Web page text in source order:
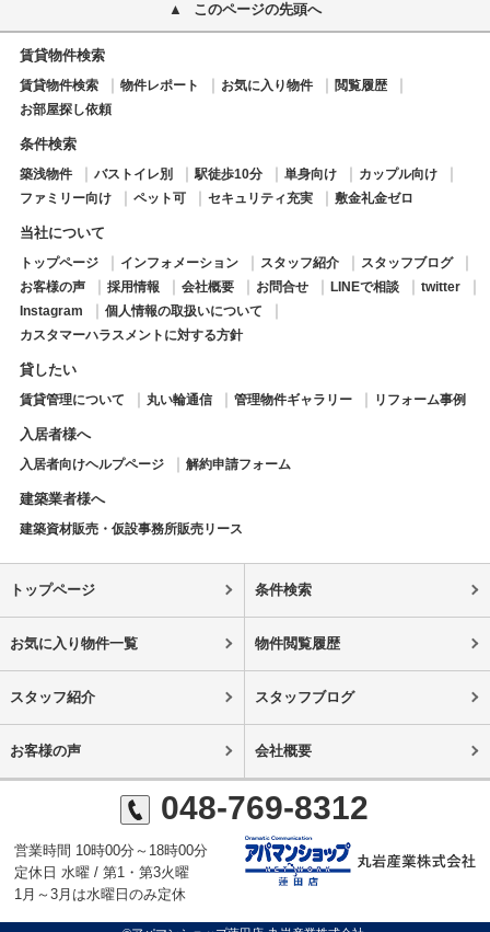
このページの先頭へ
賃貸物件検索
賃貸物件検索 物件レポート お気に入り物件
閲覧履歴
お部屋探し依頼
条件検索
築浅物件 バストイレ別 駅徒歩10分 単身向け
カップル向け
ファミリー向け
ペット可 セキュリティ充実 敷金礼金ゼロ
当社について
トップページ インフォメーション スタッフ紹介
スタッフブログ
お客様の声
採用情報 会社概要 お問合せ LINEで相談
twitter
Instagram
個人情報の取扱いについて
カスタマーハラスメントに対する方針
貸したい
賃貸管理について 丸い輪通信 管理物件ギャラリー リフォーム事例
入居者様へ
入居者向けヘルプページ 解約申請フォーム
建築業者様へ
建築資材販売・仮設事務所販売リース
トップページ 条件検索
お気に入り物件一覧 物件閲覧履歴
スタッフ紹介 スタッフブログ
お客様の声 会社概要
048-769-8312
営業時間 10時00分～18時00分
定休日 水曜 / 第1・第3火曜
1月～3月は水曜日のみ定休